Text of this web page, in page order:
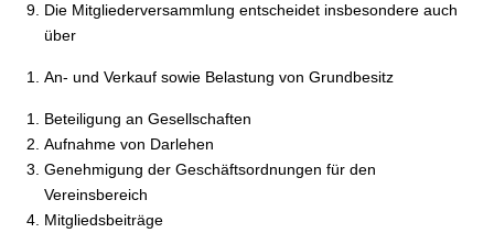
Die Mitgliederversammlung entscheidet insbesondere auch
über
An- und Verkauf sowie Belastung von Grundbesitz
Beteiligung an Gesellschaften
Aufnahme von Darlehen
Genehmigung der Geschäftsordnungen für den
Vereinsbereich
Mitgliedsbeiträge